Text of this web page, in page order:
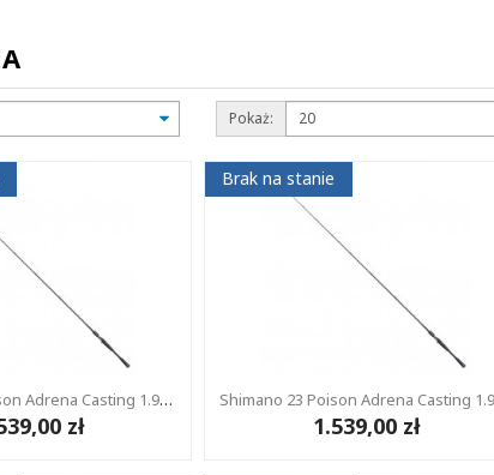
Pokaż:
Shimano 23 Poison Adrena Casting 1.93m 3.5-10g 2cz
zł
Brak na stanie
1.539,00 zł